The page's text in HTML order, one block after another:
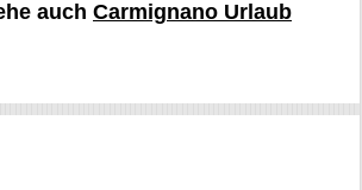
auch Carmignano Urlaub